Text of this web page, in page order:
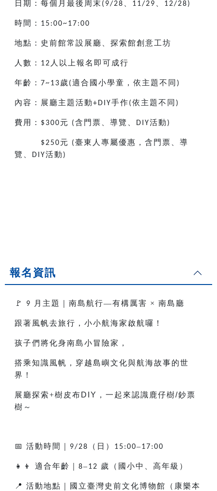
日期：每個月最後周末 (9/28 11/29 12/28)
時間： 15:00~17:00
地點：史前館常設展廳、探索館創意工坊
人數： 12 人以上報名即可成行
年齡： 7~13歲(適合國小學童，依主題不同 )
內容：展廳主題活動+DIY手作(依主題不同 )
費用： $300元 (含門票、導覽、 DIY活動 )
$250元 (臺東人專屬優惠，含門票、導
覽、 DIY活動 )
報名資訊
🚩 9 月主題｜南島航行—有構厲害 × 南島廳
跟著風帆去旅行，小小航海家啟航囉！
孩子們將化身南島小冒險家，
搭乘知識風帆，穿越島嶼文化與航海故事的世
界！
展廳探索+樹皮布 DIY ，一起來認識鹿仔樹/鈔票
樹～
📅 活動時間｜ 9/28 （日） 15:00–17:00
👧👦 適合年齡｜ 8–12 歲（國小中、高年級）
📍 活動地點｜國立臺灣史前文化博物館（康樂本